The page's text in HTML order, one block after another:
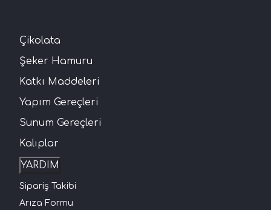
Çikolata
Şeker Hamuru
Katkı Maddeleri
Yapım Gereçleri
Sunum Gereçleri
Kalıplar
YARDIM
Sipariş Takibi
Arıza Formu